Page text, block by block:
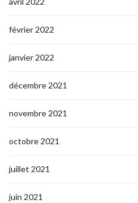
février 2022
janvier 2022
décembre 2021
novembre 2021
octobre 2021
juillet 2021
juin 2021